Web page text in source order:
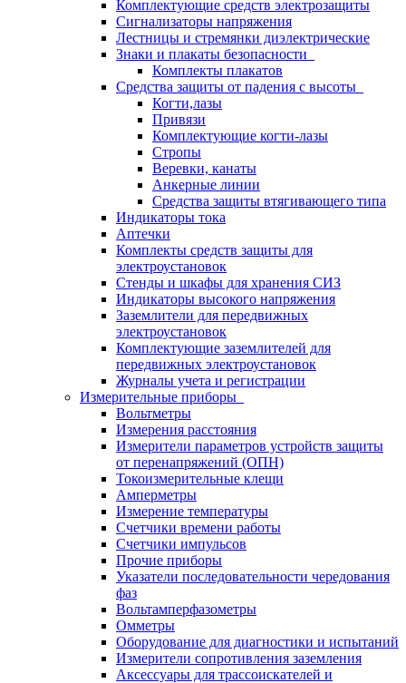
Комплектующие средств электрозащиты
Сигнализаторы напряжения
Лестницы и стремянки диэлектрические
Знаки и плакаты безопасности
Комплекты плакатов
Средства защиты от падения с высоты
Когти,лазы
Привязи
Комплектующие когти-лазы
Стропы
Веревки, канаты
Анкерные линии
Средства защиты втягивающего типа
Индикаторы тока
Аптечки
Комплекты средств защиты для
электроустановок
Стенды и шкафы для хранения СИЗ
Индикаторы высокого напряжения
Заземлители для передвижных
электроустановок
Комплектующие заземлителей для
передвижных электроустановок
Журналы учета и регистрации
Измерительные приборы
Вольтметры
Измерения расстояния
Измерители параметров устройств защиты
от перенапряжений (ОПН)
Токоизмерительные клещи
Амперметры
Измерение температуры
Счетчики времени работы
Счетчики импульсов
Прочие приборы
Указатели последовательности чередования
фаз
Вольтамперфазометры
Омметры
Оборудование для диагностики и испытаний
Измерители сопротивления заземления
Аксессуары для трассоискателей и